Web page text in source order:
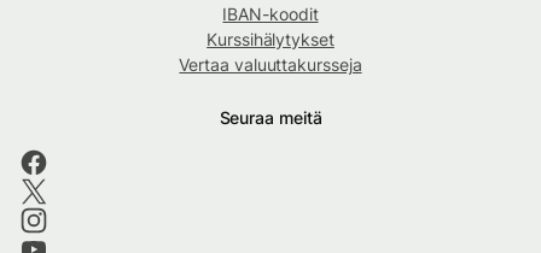
IBAN-koodit
Kurssihälytykset
Vertaa valuuttakursseja
Seuraa meitä